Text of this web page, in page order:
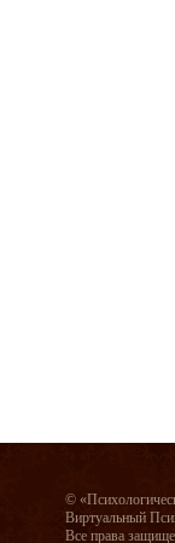
©
Виртуальный
Все права